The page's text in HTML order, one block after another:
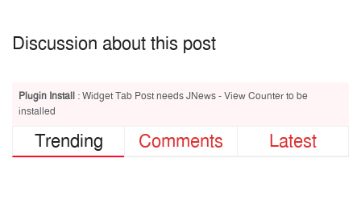
Discussion about this post
Plugin Install : Widget Tab Post needs JNews - View Counter to be
installed
Trending Comments Latest